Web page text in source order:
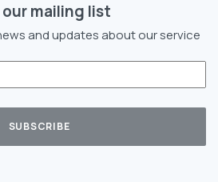
mailing list
and updates about our service